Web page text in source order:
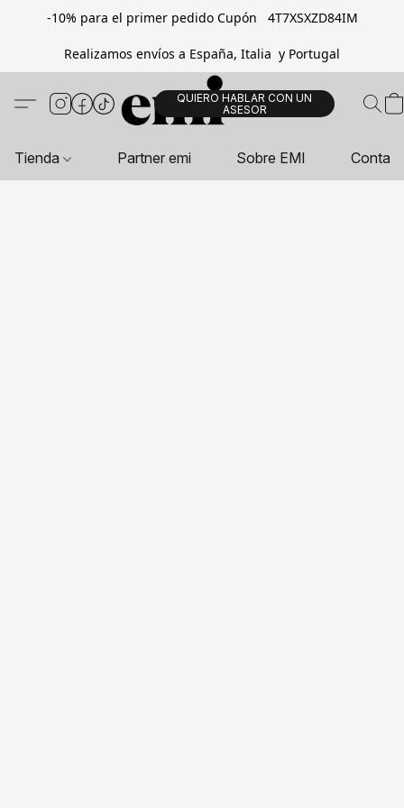
-10% para el primer pedido Cupón 4T7XSXZD84IM
Realizamos envíos a España, Italia y Portugal
QUIERO HABLAR CON UN
ASESOR
Tienda Partner emi Sobre EMI